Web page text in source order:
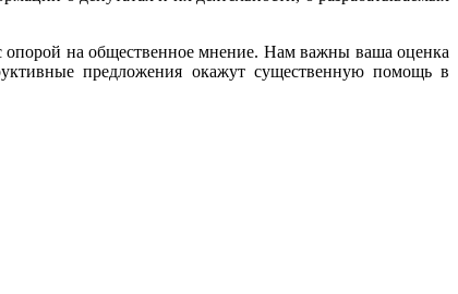
с опорой на общественное мнение. Нам важны ваша оценка
предложения окажут существенную помощь в